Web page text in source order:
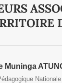
Muninga